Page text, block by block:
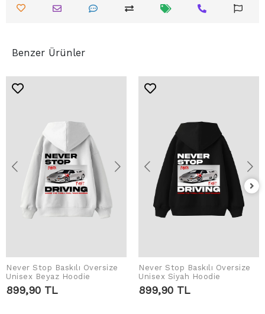
Benzer Ürünler
SEPETE EKLE
Never Stop Baskılı Oversize
Unisex Beyaz Hoodie
899,90 TL
SEPETE EKLE
Never Stop Baskılı Oversize
Unisex Siyah Hoodie
899,90 TL